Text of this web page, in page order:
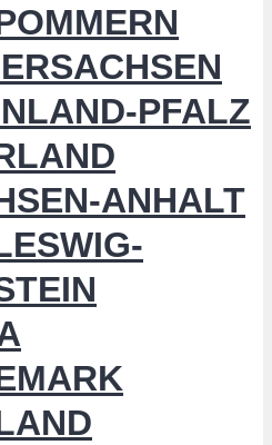
PFALZ
ANHALT